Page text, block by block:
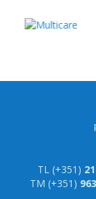
TL (+351)
TM (+351)